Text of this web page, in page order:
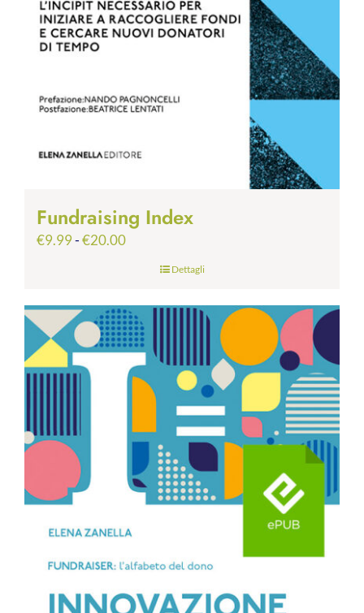
Fundraising Index
€9.99-€20.00Fascia
€9.99
a
€20.00
Dettagli